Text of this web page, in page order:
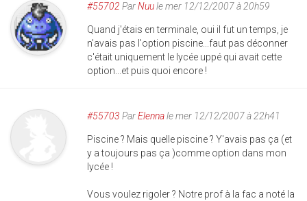
#55702 ParNuule mer 12/12/2007 à 20h59
Quand j'étais en terminale, oui il fut un temps, je
n'avais pas l'option piscine...faut pas déconner
c'était uniquement le lycée uppé qui avait cette
option...et puis quoi encore !
#55703 ParElennale mer 12/12/2007 à 22h41
Piscine ? Mais quelle piscine ? Y'avais pas ça (et
y a toujours pas ça )comme option dans mon
lycée !
Vous voulez rigoler ? Notre prof à la fac a noté la